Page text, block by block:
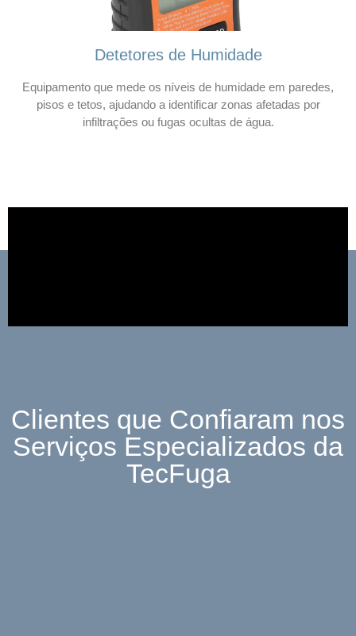
Detetores de Humidade
Equipamento que mede os níveis de humidade em paredes,
pisos e tetos, ajudando a identificar zonas afetadas por
infiltrações ou fugas ocultas de água.
Clientes que Confiaram nos
Serviços Especializados da
TecFuga